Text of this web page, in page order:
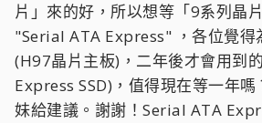
片」來的好，所以想等「9系列晶
"Serial ATA Express" ，各位覺得
(H97晶片主板)，二年後才會用到
Express SSD)，值得現在等一年
妹給建議。謝謝！Serial ATA